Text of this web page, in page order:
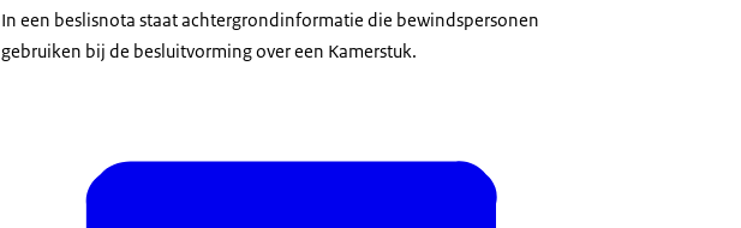
In een beslisnota staat achtergrondinformatie die bewindspersonen
gebruiken bij de besluitvorming over een Kamerstuk.